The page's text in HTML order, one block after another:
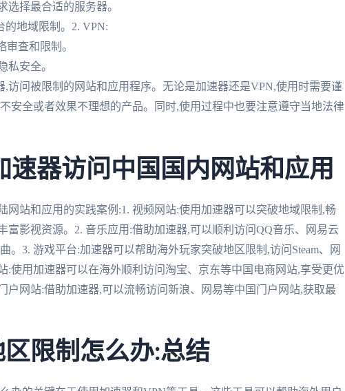
选择最合适的服务器。
的地域限制。2. VPN:
查和限制。
私安全。
访问被限制的网站和应用程序。无论是加速器还是VPN,使用时需要谨
安全或者效果不理想的产品。同时,使用过程中也要注意遵守当地法律
速器访问中国国内网站和应用
网站和应用的实践案例:1. 视频网站:使用加速器可以突破地域限制,畅
富影视资源。2. 音乐应用:借助加速器,可以顺利访问QQ音乐、网易云
。3. 游戏平台:加速器可以帮助海外玩家突破地区限制,访问Steam、网
:使用加速器可以在海外顺利访问淘宝、京东等中国电商网站,享受更优
户网站:借助加速器,可以流畅访问新浪、网易等中国门户网站,获取最
限制怎么办:总结